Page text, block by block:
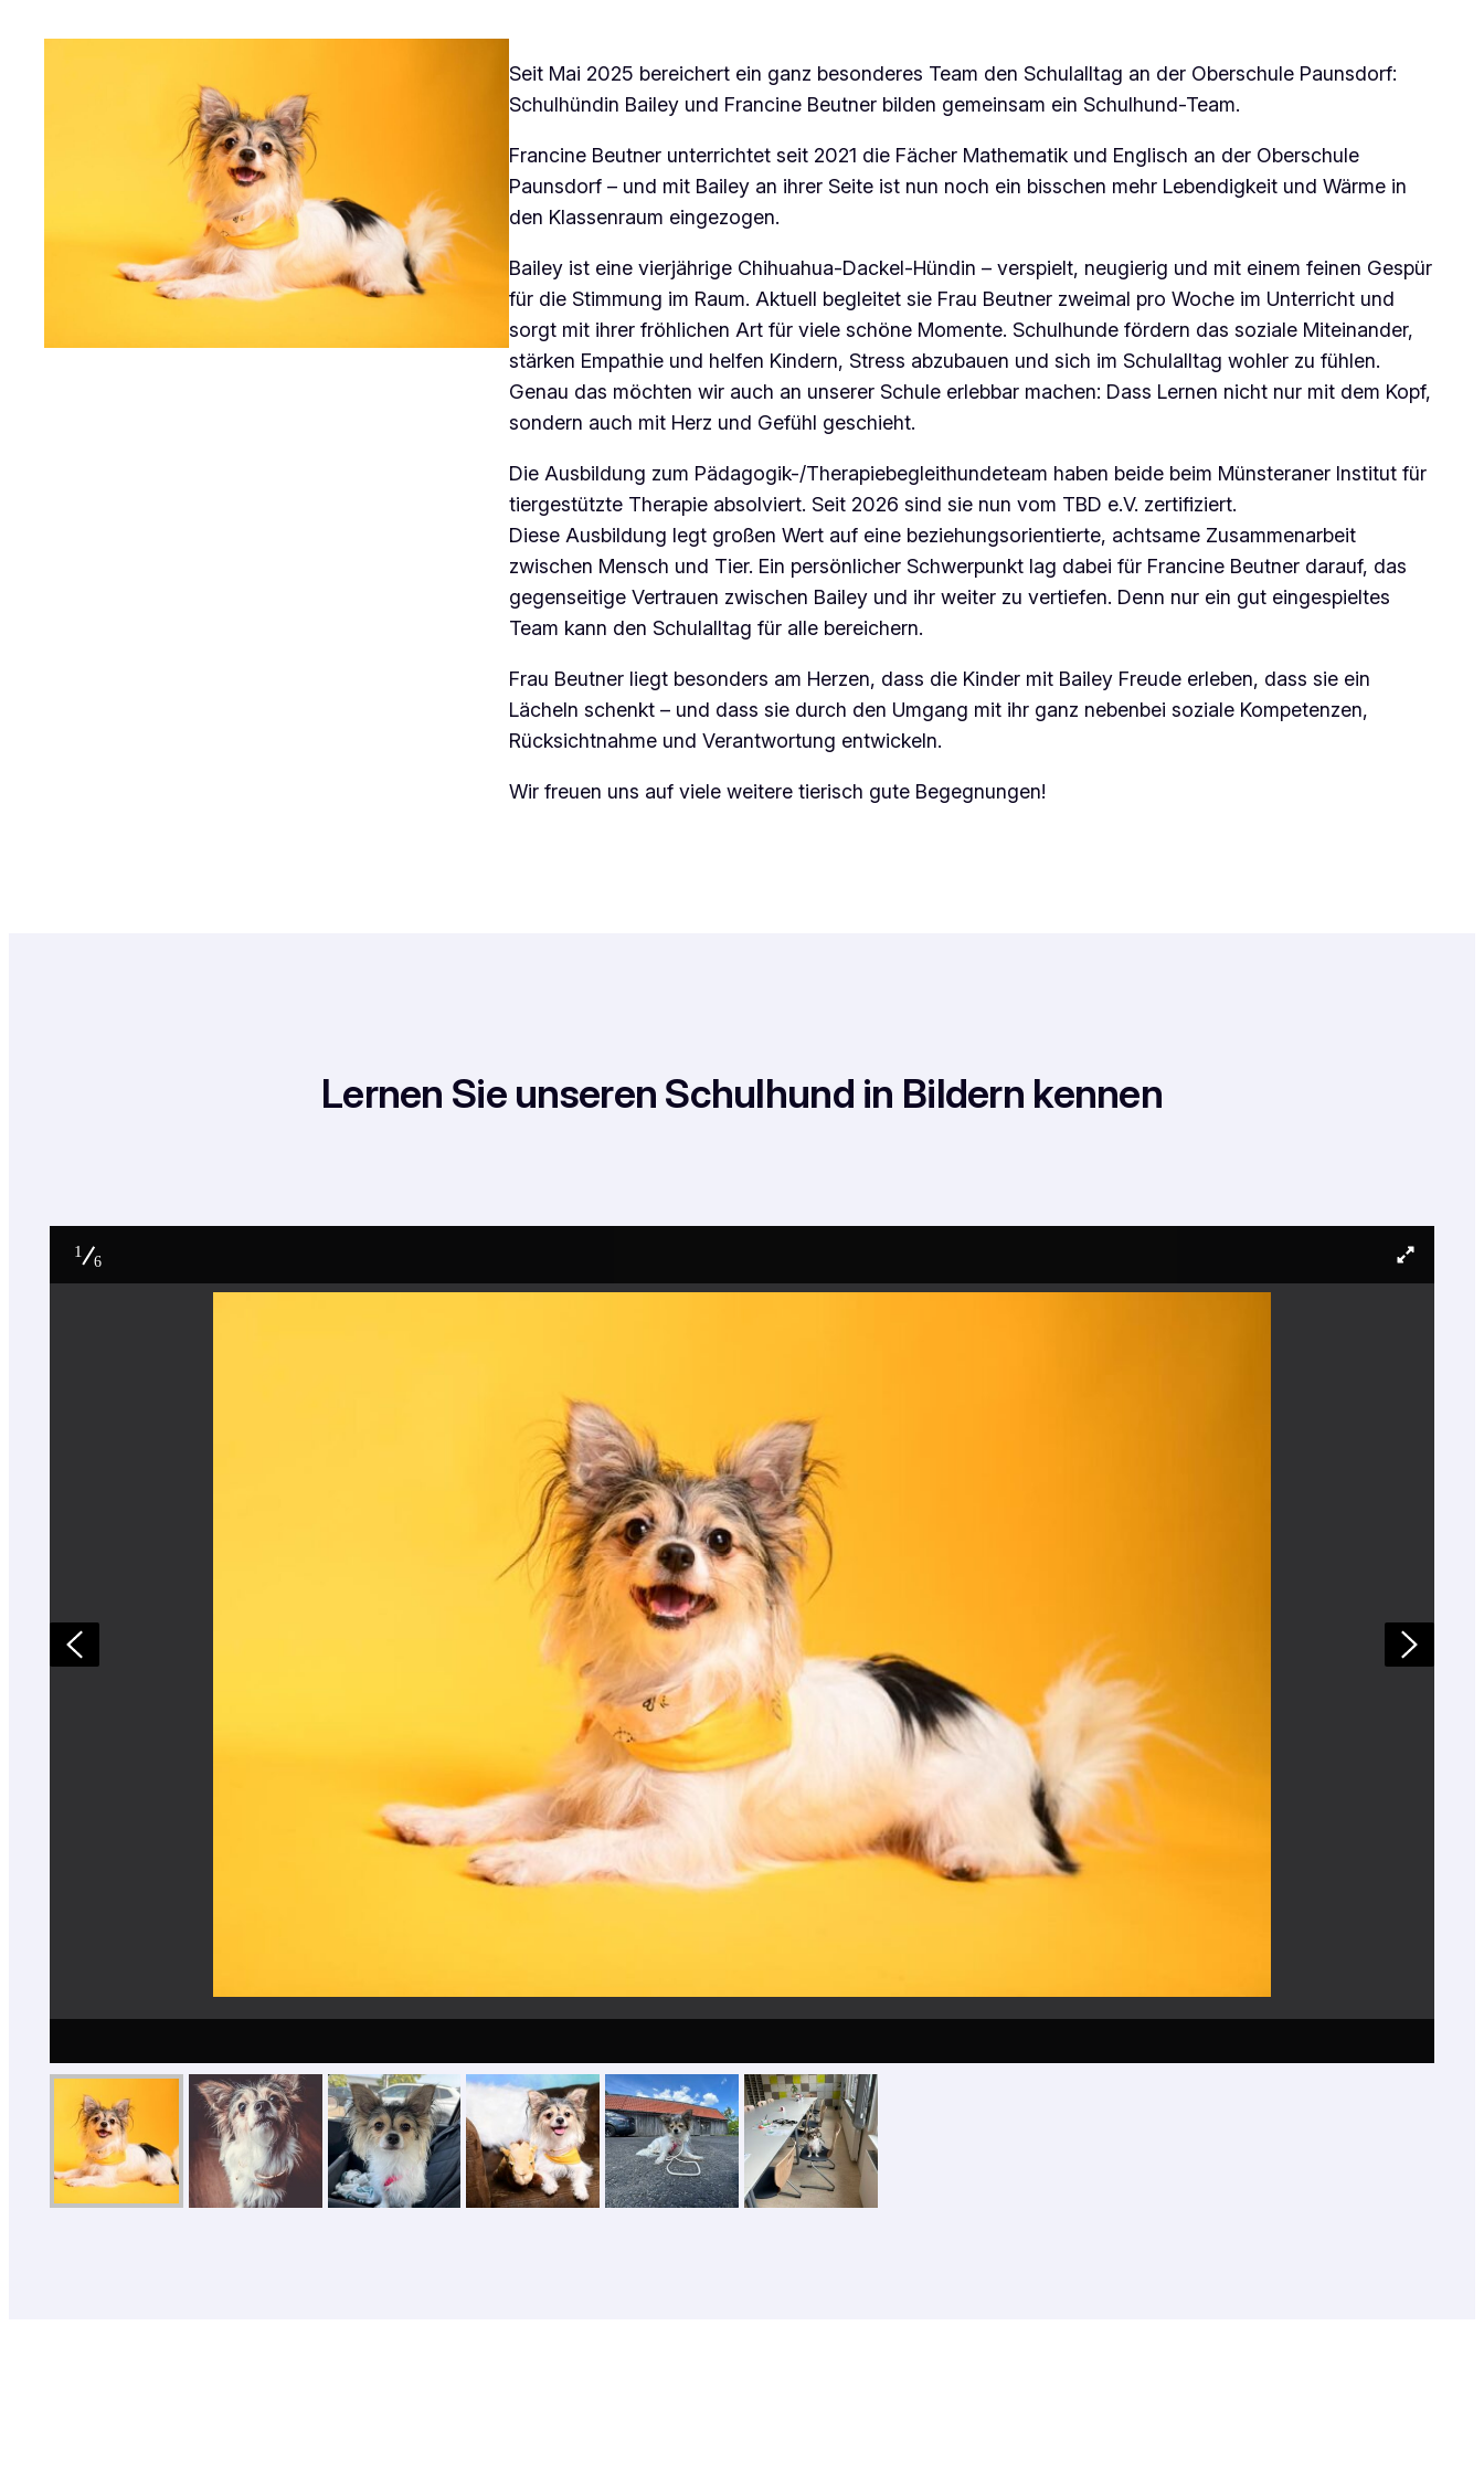
Seit Mai 2025 bereichert ein ganz besonderes Team den Schulalltag an der Oberschule Paunsdorf:
Schulhündin Bailey und Francine Beutner bilden gemeinsam ein Schulhund-Team.
Francine Beutner unterrichtet seit 2021 die Fächer Mathematik und Englisch an der Oberschule
Paunsdorf – und mit Bailey an ihrer Seite ist nun noch ein bisschen mehr Lebendigkeit und Wärme in
den Klassenraum eingezogen.
Bailey ist eine vierjährige Chihuahua-Dackel-Hündin – verspielt, neugierig und mit einem feinen Gespür
für die Stimmung im Raum. Aktuell begleitet sie Frau Beutner zweimal pro Woche im Unterricht und
sorgt mit ihrer fröhlichen Art für viele schöne Momente. Schulhunde fördern das soziale Miteinander,
stärken Empathie und helfen Kindern, Stress abzubauen und sich im Schulalltag wohler zu fühlen.
Genau das möchten wir auch an unserer Schule erlebbar machen: Dass Lernen nicht nur mit dem Kopf,
sondern auch mit Herz und Gefühl geschieht.
Die Ausbildung zum Pädagogik-/Therapiebegleithundeteam haben beide beim Münsteraner Institut für
tiergestützte Therapie absolviert. Seit 2026 sind sie nun vom TBD e.V. zertifiziert.
Diese Ausbildung legt großen Wert auf eine beziehungsorientierte, achtsame Zusammenarbeit
zwischen Mensch und Tier. Ein persönlicher Schwerpunkt lag dabei für Francine Beutner darauf, das
gegenseitige Vertrauen zwischen Bailey und ihr weiter zu vertiefen. Denn nur ein gut eingespieltes
Team kann den Schulalltag für alle bereichern.
Frau Beutner liegt besonders am Herzen, dass die Kinder mit Bailey Freude erleben, dass sie ein
Lächeln schenkt – und dass sie durch den Umgang mit ihr ganz nebenbei soziale Kompetenzen,
Rücksichtnahme und Verantwortung entwickeln.
Wir freuen uns auf viele weitere tierisch gute Begegnungen!
Lernen Sie unseren Schulhund in Bildern kennen
1
6